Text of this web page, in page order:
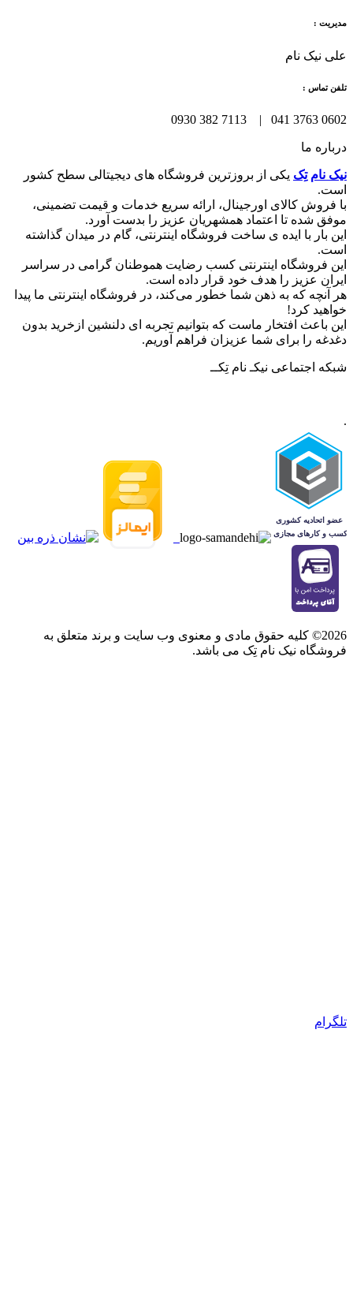
مدیریت :
علی نیک نام
تلفن تماس :
0602 3763 041 | 7113 382 0930
درباره ما
نیک نام تِک یکی از بروزترین فروشگاه های دیجیتالی سطح کشور
است.
با فروش کالای اورجینال، ارائه سریع خدمات و قیمت تضمینی،
موفق شده تا اعتماد همشهریان عزیز را بدست آورد.
این بار با ایده ی ساخت فروشگاه اینترنتی، گام در میدان گذاشته
است.
این فروشگاه اینترنتی کسب رضایت هموطنان گرامی در سراسر
ایران عزیز را هدف خود قرار داده است.
هر آنچه که به ذهن شما خطور می‌کند، در فروشگاه اینترنتی ما پیدا
خواهید کرد!
این باعث افتخار ماست که بتوانیم تجربه ای دلنشین ازخرید بدون
دغدغه را برای شما عزیزان فراهم آوریم.
شبکه‌ اجتماعی نیکـ نام تِکــ
.
2026© کلیه حقوق مادی و معنوی وب سایت و برند متعلق به
فروشگاه نیک نام تِک می باشد.
تلگرام